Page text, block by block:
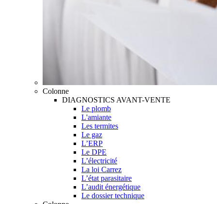
Colonne
DIAGNOSTICS AVANT-VENTE
Le plomb
L'amiante
Les termites
Le gaz
L’ERP
Le DPE
L’électricité
La loi Carrez
L’état parasitaire
L’audit énergétique
Le dossier technique